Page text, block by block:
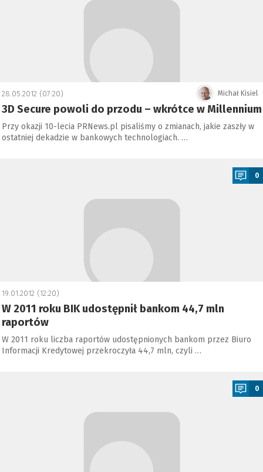
Michał Kisiel
28.05.2012 (07:20)
3D Secure powoli do przodu – wkrótce w Millennium
Przy okazji 10-lecia PRNews.pl pisaliśmy o zmianach, jakie zaszły w
ostatniej dekadzie w bankowych technologiach. …
0
19.01.2012 (12:20)
W 2011 roku BIK udostępnił bankom 44,7 mln
raportów
W 2011 roku liczba raportów udostępnionych bankom przez Biuro
Informacji Kredytowej przekroczyła 44,7 mln, czyli …
0